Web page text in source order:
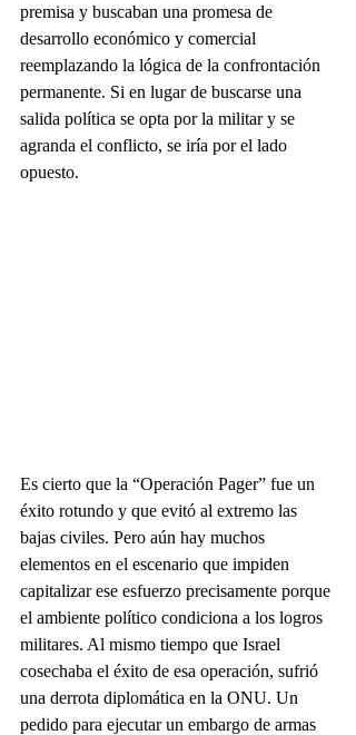
premisa y buscaban una promesa de
desarrollo económico y comercial
reemplazando la lógica de la confrontación
permanente. Si en lugar de buscarse una
salida política se opta por la militar y se
agranda el conflicto, se iría por el lado
opuesto.
Es cierto que la “Operación Pager” fue un
éxito rotundo y que evitó al extremo las
bajas civiles. Pero aún hay muchos
elementos en el escenario que impiden
capitalizar ese esfuerzo precisamente porque
el ambiente político condiciona a los logros
militares. Al mismo tiempo que Israel
cosechaba el éxito de esa operación, sufrió
una derrota diplomática en la ONU. Un
pedido para ejecutar un embargo de armas